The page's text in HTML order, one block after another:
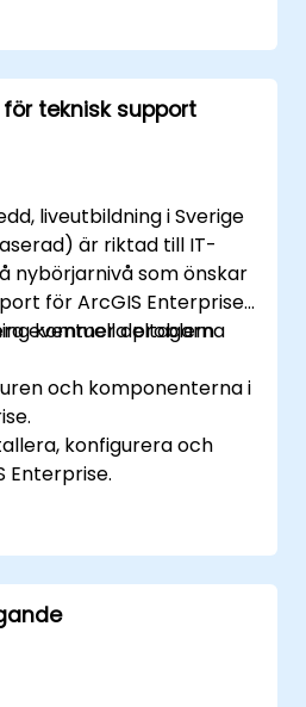
med
Python.
för teknisk support
liveutbildning i Sverige
är riktad till IT-
nybörjarnivå som önskar
för ArcGIS Enterprise
eventuella problem
kommer deltagarna
och komponenterna i
konfigurera och
Enterprise.
att övervaka och
Enterprise-miljöer.
för säkerhetskopia,